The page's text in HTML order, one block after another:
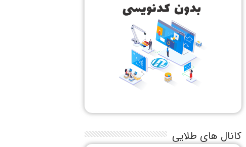
کانال های طلایی